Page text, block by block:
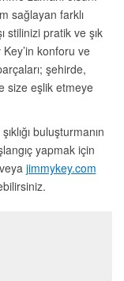
sağlayan farklı
stilinizi pratik ve şık
konforu ve
şehirde,
size eşlik etmeye
buluşturmanın
yapmak için
jimmykey.com